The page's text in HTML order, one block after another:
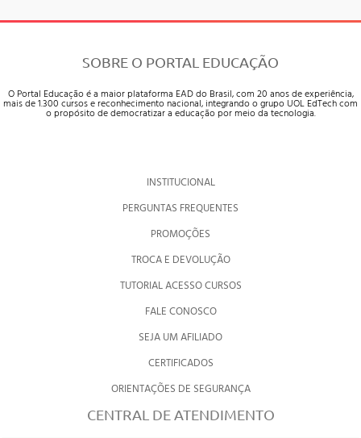
SOBRE O PORTAL EDUCAÇÃO
O Portal Educação é a maior plataforma EAD do Brasil, com 20 anos de experiência,
mais de 1.300 cursos e reconhecimento nacional, integrando o grupo UOL EdTech com
o propósito de democratizar a educação por meio da tecnologia.
INSTITUCIONAL
PERGUNTAS FREQUENTES
PROMOÇÕES
TROCA E DEVOLUÇÃO
TUTORIAL ACESSO CURSOS
FALE CONOSCO
SEJA UM AFILIADO
CERTIFICADOS
ORIENTAÇÕES DE SEGURANÇA
CENTRAL DE ATENDIMENTO